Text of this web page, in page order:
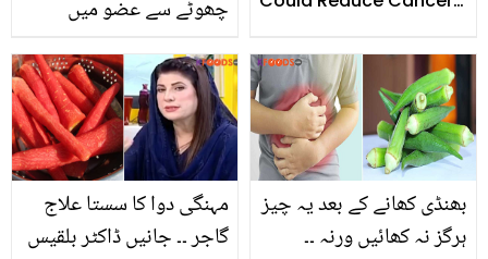
چھوٹے سے عضو میں
بانجھ پن اور ماہواری میں
بےضابطگی کا سبب بن
سکتی ہے
مہنگی دوا کا سستا علاج
گاجر ۔۔ جانیں ڈاکٹر بلقیس
بھنڈی کھانے کے بعد یہ چیز
ہرگز نہ کھائیں ورنہ ۔۔